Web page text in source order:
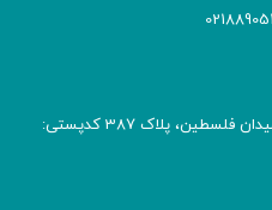
آدرس: پسـتی تهران، خیابان طالقانی، میدان فلسطین، پلاک 387 کدپستی: